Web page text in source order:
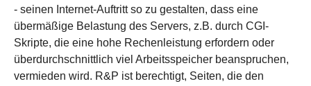
- seinen Internet-Auftritt so zu gestalten, dass eine
übermäßige Belastung des Servers, z.B. durch CGI-
Skripte, die eine hohe Rechenleistung erfordern oder
überdurchschnittlich viel Arbeitsspeicher beanspruchen,
vermieden wird. R&P ist berechtigt, Seiten, die den